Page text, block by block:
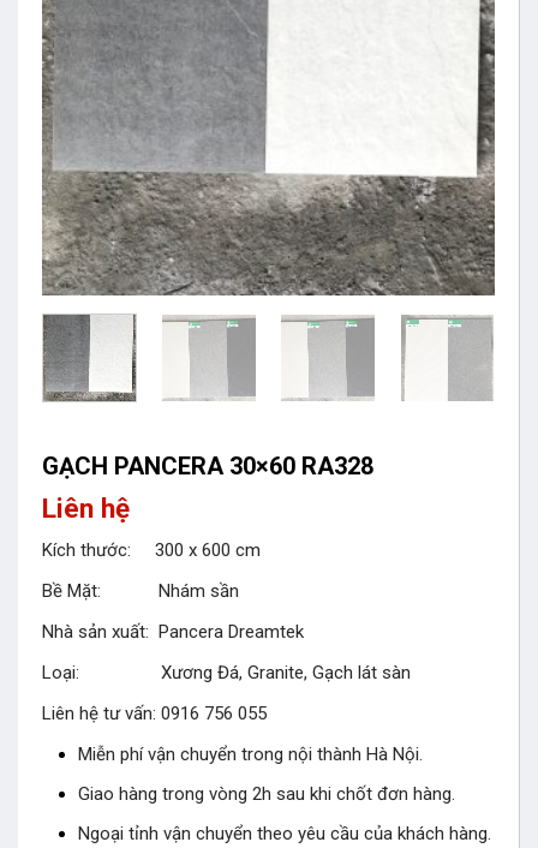
GẠCH PANCERA 30×60 RA328
Liên hệ
Kích thước: 300 x 600 cm
Bề Mặt: Nhám sần
Nhà sản xuất: Pancera Dreamtek
Loại: Xương Đá, Granite, Gạch lát sàn
Liên hệ tư vấn: 0916 756 055
Miễn phí vận chuyển trong nội thành Hà Nội.
Giao hàng trong vòng 2h sau khi chốt đơn hàng.
Ngoại tỉnh vận chuyển theo yêu cầu của khách hàng.